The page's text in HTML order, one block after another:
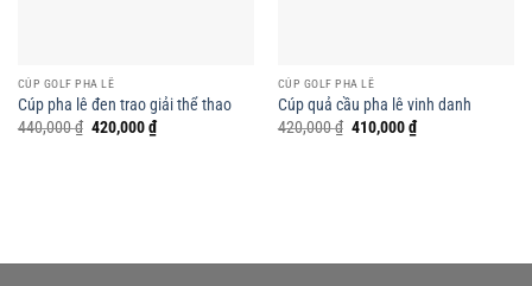
CÚP GOLF PHA LÊ
Cúp pha lê đen trao giải thể thao
440,000₫ Giá
420,000₫Giá
hiện
CÚP GOLF PHA LÊ
Cúp quả cầu pha lê vinh danh
420,000₫ Giá
410,000₫Giá
hiện